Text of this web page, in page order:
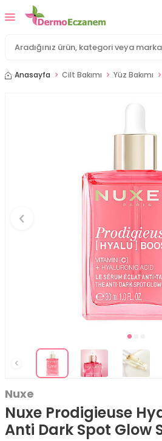
Anasayfa Cilt Bakımı Yüz Bakımı
Nuxe
Nuxe Prodigieuse
Anti Dark Spot Glow